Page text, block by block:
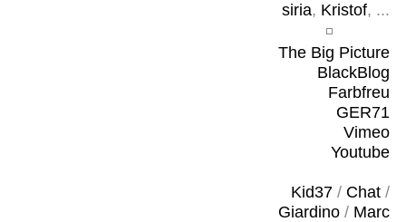
siria, Kristof, ...
The Big Picture
BlackBlog
Farbfreu
GER71
Vimeo
Youtube
Kid37/ Chat/
Giardino/ Marc